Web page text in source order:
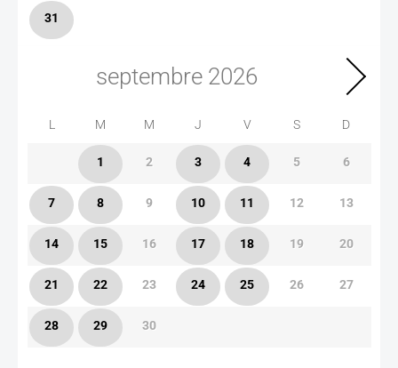
31
septembre 2026
L M M J V S D
1 2 3 4 5 6
7 8 9 10 11 12 13
14 15 16 17 18 19 20
21 22 23 24 25 26 27
28 29 30